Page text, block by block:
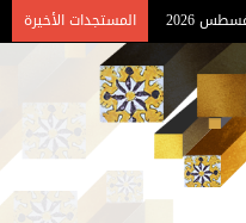
المستجدات الأخيرة